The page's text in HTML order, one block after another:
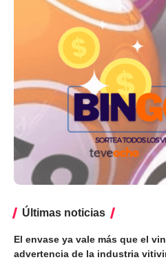
Últimas noticias
El envase ya vale más que el
advertencia de la industria